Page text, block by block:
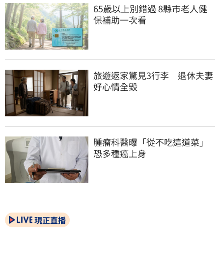
65歲以上別錯過 8縣市老人健
保補助一次看
旅遊返家驚見3行李　退休夫妻
好心情全毀
腫瘤科醫曝「從不吃這道菜」
恐多種癌上身
現正直播